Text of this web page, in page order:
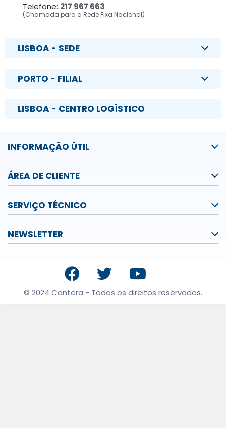
Telefone: 217 967 663
(Chamada para a Rede Fixa Nacional)
LISBOA - SEDE
PORTO - FILIAL
LISBOA - CENTRO LOGÍSTICO
INFORMAÇÃO ÚTIL
ÁREA DE CLIENTE
SERVIÇO TÉCNICO
NEWSLETTER
© 2024 Contera - Todos os direitos reservados.